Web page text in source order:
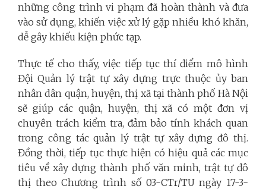
những công trình vi phạm đã hoàn thành và đưa
vào sử dụng, khiến việc xử lý gặp nhiều khó khăn,
dễ gây khiếu kiện phức tạp.
Thực tế cho thấy, việc tiếp tục thí điểm mô hình
Đội Quản lý trật tự xây dựng trực thuộc ủy ban
nhân dân quận, huyện, thị xã tại thành phố Hà Nội
sẽ giúp các quận, huyện, thị xã có một đơn vị
chuyên trách kiểm tra, đảm bảo tính khách quan
trong công tác quản lý trật tự xây dựng đô thị.
Đồng thời, tiếp tục thực hiện có hiệu quả các mục
tiêu về xây dựng thành phố văn minh, trật tự đô
thị theo Chương trình số 03-CTr/TU ngày 17-3-